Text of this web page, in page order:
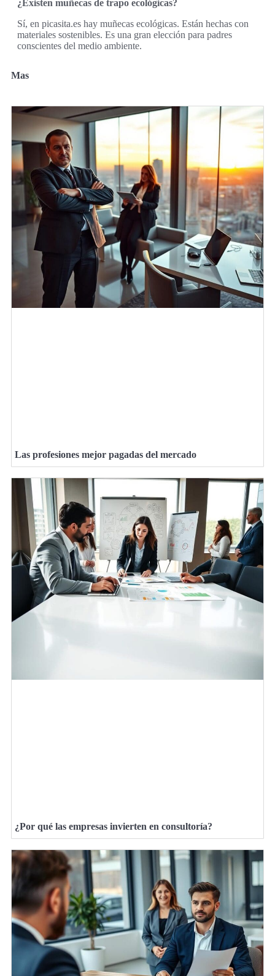
¿Existen muñecas de trapo ecológicas?
Sí, en picasita.es hay muñecas ecológicas. Están hechas con
materiales sostenibles. Es una gran elección para padres
conscientes del medio ambiente.
Mas
Las profesiones mejor pagadas del mercado
¿Por qué las empresas invierten en consultoría?